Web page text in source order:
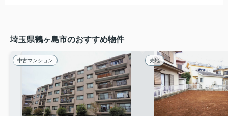
埼玉県鶴ヶ島市のおすすめ物件
中古マンション 売地